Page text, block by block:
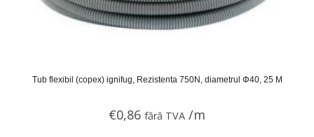
Tub flexibil (copex) ignifug, Rezistenta 750N, diametrul Φ40, 25 M
€0,86 fără TVA /m